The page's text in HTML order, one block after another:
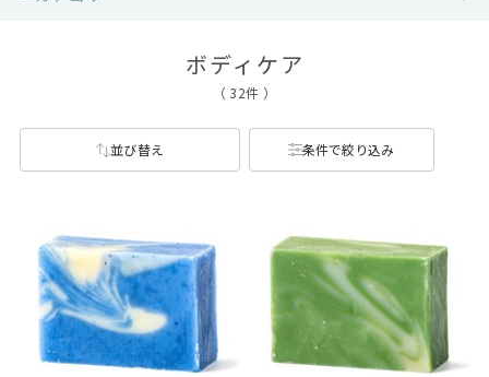
ボディケア
（ 32件 ）
並び替え 条件で絞り込み